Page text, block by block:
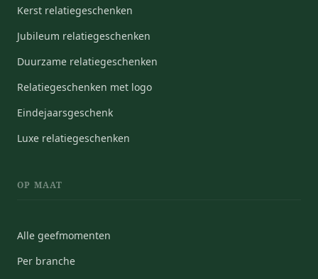
Kerst relatiegeschenken
Jubileum relatiegeschenken
Duurzame relatiegeschenken
Relatiegeschenken met logo
Eindejaarsgeschenk
Luxe relatiegeschenken
OP MAAT
Alle geefmomenten
Per branche